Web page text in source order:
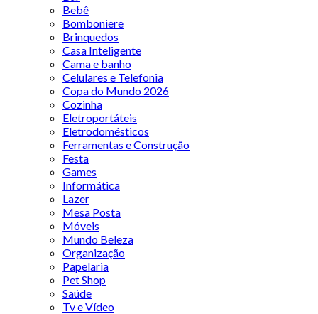
Bebê
Bomboniere
Brinquedos
Casa Inteligente
Cama e banho
Celulares e Telefonia
Copa do Mundo 2026
Cozinha
Eletroportáteis
Eletrodomésticos
Ferramentas e Construção
Festa
Games
Informática
Lazer
Mesa Posta
Móveis
Mundo Beleza
Organização
Papelaria
Pet Shop
Saúde
Tv e Vídeo